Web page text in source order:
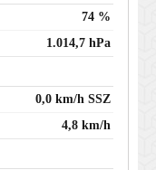
74 %
1.014,7 hPa
0,0 km/h SSZ
4,8 km/h